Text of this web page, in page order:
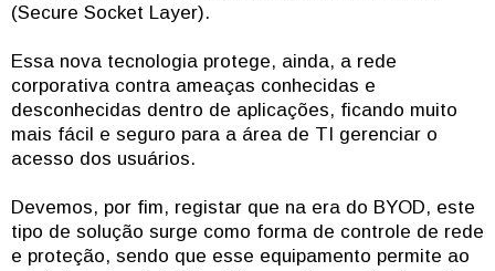
(Secure Socket Layer).
Essa nova tecnologia protege, ainda, a rede
corporativa contra ameaças conhecidas e
desconhecidas dentro de aplicações, ficando muito
mais fácil e seguro para a área de TI gerenciar o
acesso dos usuários.
Devemos, por fim, registar que na era do BYOD, este
tipo de solução surge como forma de controle de rede
e proteção, sendo que esse equipamento permite ao